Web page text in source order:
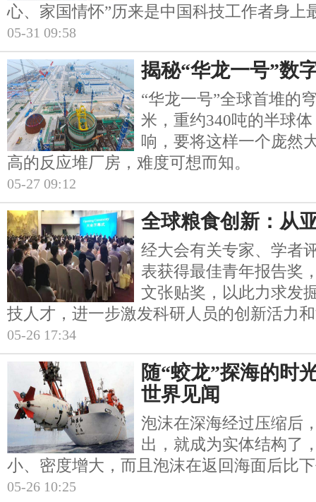
心、家国情怀”历来是中国科技工作者身上
05-31 09:58
揭秘“华龙一号”数
“华龙一号”全球首堆的
米，重约340吨的半球
响，要将这样一个庞然
高的反应堆厂房，难度可想而知。
05-27 09:12
全球粮食创新：从
经大会有关专家、学者
表获得最佳青年报告奖
文张贴奖，以此力求发
技人才，进一步激发科研人员的创新活力
05-26 17:34
随“蛟龙”探海的
世界见闻
泡沫在深海经过压缩后
出，就成为实体结构了
小、密度增大，而且泡沫在返回海面后比
05-26 10:25